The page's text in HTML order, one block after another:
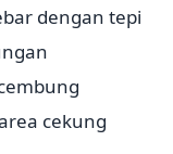
dengan tepi
cekung